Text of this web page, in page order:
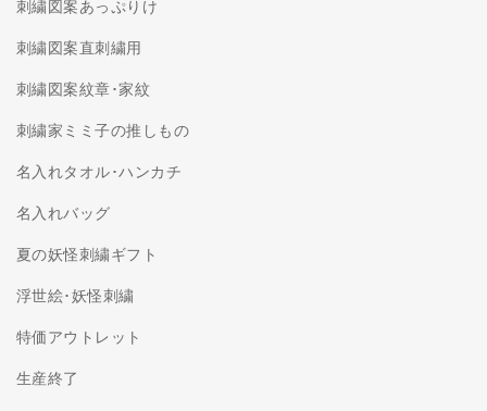
刺繍図案あっぷりけ
刺繍図案直刺繍用
刺繍図案紋章･家紋
刺繍家ミミ子の推しもの
名入れタオル･ハンカチ
名入れバッグ
夏の妖怪刺繍ギフト
浮世絵･妖怪刺繍
特価アウトレット
生産終了